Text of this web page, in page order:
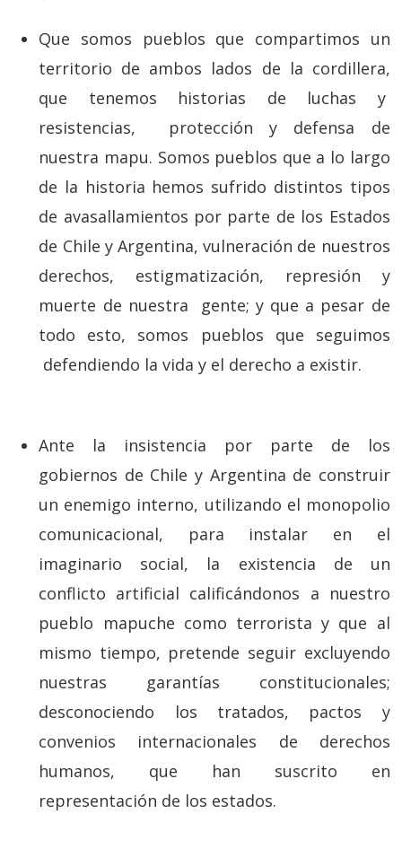
Que somos pueblos que compartimos un
territorio de ambos lados de la cordillera,
que tenemos historias de luchas y
resistencias, protección y defensa de
nuestra mapu. Somos pueblos que a lo largo
de la historia hemos sufrido distintos tipos
de avasallamientos por parte de los Estados
de Chile y Argentina, vulneración de nuestros
derechos, estigmatización, represión y
muerte de nuestra gente; y que a pesar de
todo esto, somos pueblos que seguimos
defendiendo la vida y el derecho a existir.
Ante la insistencia por parte de los
gobiernos de Chile y Argentina de construir
un enemigo interno, utilizando el monopolio
comunicacional, para instalar en el
imaginario social, la existencia de un
conflicto artificial calificándonos a nuestro
pueblo mapuche como terrorista y que al
mismo tiempo, pretende seguir excluyendo
nuestras garantías constitucionales;
desconociendo los tratados, pactos y
convenios internacionales de derechos
humanos, que han suscrito en
representación de los estados.